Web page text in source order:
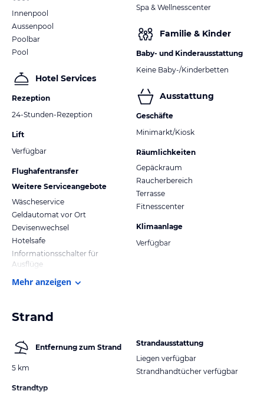
Innenpool
Aussenpool
Poolbar
Pool
Hotel Services
Rezeption
24-Stunden-Rezeption
Lift
Verfügbar
Flughafentransfer
Weitere Serviceangebote
Wäscheservice
Geldautomat vor Ort
Devisenwechsel
Hotelsafe
Informationsschalter für
Ausflüge
Spa & Wellnesscenter
Familie & Kinder
Baby- und Kinderausstattung
Keine Baby-/Kinderbetten
Ausstattung
Geschäfte
Minimarkt/Kiosk
Räumlichkeiten
Gepäckraum
Raucherbereich
Terrasse
Fitnesscenter
Klimaanlage
Verfügbar
Mehr anzeigen
Strand
Entfernung zum Strand
5 km
Strandtyp
Strandausstattung
Liegen verfügbar
Strandhandtücher verfügbar